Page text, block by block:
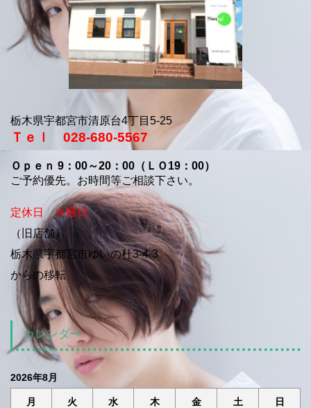
栃木県宇都宮市清原台4丁目5-25
Ｔｅｌ 028-680-5567
Ｏｐｅｎ 9：00～20：00（ＬＯ19：00）
ご予約優先。お時間等ご相談下さい。
定休日 火曜日
（旧店舗）
栃木県宇都宮市ゆいの杜3-4-3
からの移転
カレンダー
2026年8月
月 火 水 木 金 土 日